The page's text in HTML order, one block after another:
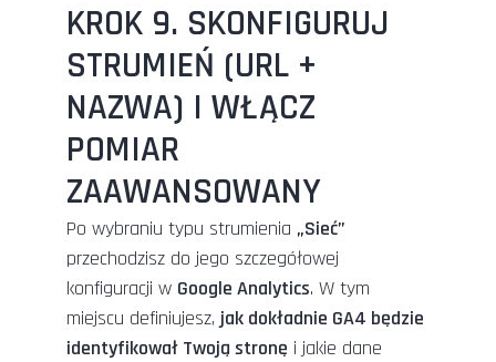
KROK 9. SKONFIGURUJ
STRUMIEŃ (URL +
NAZWA) I WŁĄCZ
POMIAR
ZAAWANSOWANY
Po wybraniu typu strumienia „Sieć”
przechodzisz do jego szczegółowej
konfiguracji w Google Analytics. W tym
miejscu definiujesz, jak dokładnie GA4 będzie
identyfikował Twoją stronę i jakie dane